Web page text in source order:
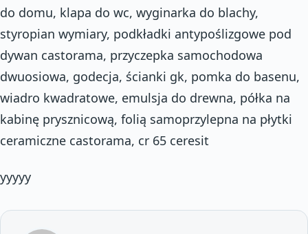
do domu, klapa do wc, wyginarka do blachy,
styropian wymiary, podkładki antypoślizgowe pod
dywan castorama, przyczepka samochodowa
dwuosiowa, godecja, ścianki gk, pomka do basenu,
wiadro kwadratowe, emulsja do drewna, półka na
kabinę prysznicową, folią samoprzylepna na płytki
ceramiczne castorama, cr 65 ceresit
yyyyy